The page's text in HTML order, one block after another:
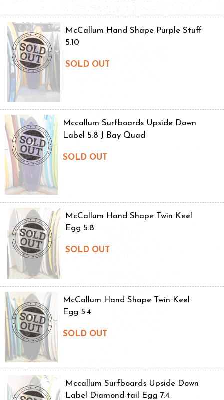
McCallum Hand Shape Purple Stuff
5.10
SOLD OUT
Mccallum Surfboards Upside Down
Label 5.8 J Bay Quad
SOLD OUT
McCallum Hand Shape Twin Keel
Egg 5.8
SOLD OUT
McCallum Hand Shape Twin Keel
Egg 5.4
SOLD OUT
Mccallum Surfboards Upside Down
Label Diamond-tail Egg 7.4